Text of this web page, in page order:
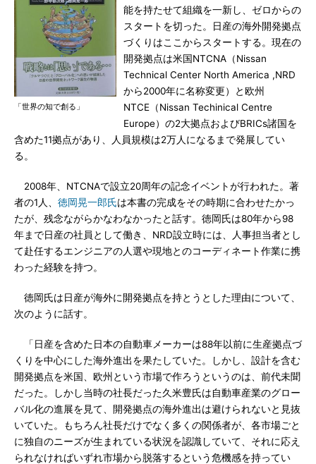
「世界の知で創る」
能を持たせて組織を一新し、ゼロからの
スタートを切った。日産の海外開発拠点
づくりはここからスタートする。現在の
開発拠点は米国NTCNA（Nissan
Technical Center North America ,NRD
から2000年に名称変更）と欧州
NTCE（Nissan Techinical Centre
Europe）の2大拠点およびBRICs諸国を
含めた11拠点があり、人員規模は2万人になるまで発展してい
る。
2008年、NTCNAで設立20周年の記念イベントが行われた。著
者の1人、 徳岡晃一郎氏は本書の完成をその時期に合わせたかっ
たが、残念ながらかなわなかったと話す。徳岡氏は80年から98
年まで日産の社員として働き、NRD設立時には、人事担当者とし
て赴任するエンジニアの人選や現地とのコーディネート作業に携
わった経験を持つ。
徳岡氏は日産が海外に開発拠点を持とうとした理由について、
次のように話す。
「日産を含めた日本の自動車メーカーは88年以前に生産拠点づ
くりを中心にした海外進出を果たしていた。しかし、設計を含む
開発拠点を米国、欧州という市場で作ろうというのは、前代未聞
だった。しかし当時の社長だった久米豊氏は自動車産業のグロー
バル化の進展を見て、開発拠点の海外進出は避けられないと見抜
いていた。もちろん社長だけでなく多くの関係者が、各市場ごと
に独自のニーズが生まれている状況を認識していて、それに応え
られなければいずれ市場から脱落するという危機感を持ってい